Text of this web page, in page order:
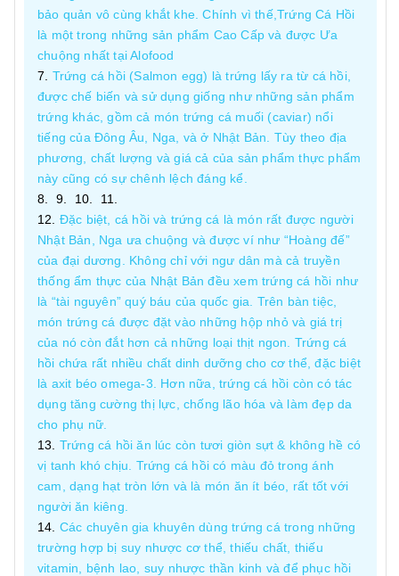
bảo quản vô cùng khắt khe. Chính vì thế,Trứng Cá Hồi
là một trong những sản phẩm Cao Cấp và được Ưa
chuộng nhất tại Alofood
Trứng cá hồi (Salmon egg) là trứng lấy ra từ cá hồi,
được chế biến và sử dụng giống như những sản phẩm
trứng khác, gồm cả món trứng cá muối (caviar) nổi
tiếng của Đông Âu, Nga, và ở Nhật Bản. Tùy theo địa
phương, chất lượng và giá cả của sản phẩm thực phẩm
này cũng có sự chênh lệch đáng kể.
Đặc biệt, cá hồi và trứng cá là món rất được người
Nhật Bản, Nga ưa chuộng và được ví như “Hoàng đế”
của đại dương. Không chỉ với ngư dân mà cả truyền
thống ẩm thực của Nhật Bản đều xem trứng cá hồi như
là “tài nguyên” quý báu của quốc gia. Trên bàn tiệc,
món trứng cá được đặt vào những hộp nhỏ và giá trị
của nó còn đắt hơn cả những loại thịt ngon. Trứng cá
hồi chứa rất nhiều chất dinh dưỡng cho cơ thể, đặc biệt
là axit béo omega-3. Hơn nữa, trứng cá hồi còn có tác
dụng tăng cường thị lực, chống lão hóa và làm đẹp da
cho phụ nữ.
Trứng cá hồi ăn lúc còn tươi giòn sựt & không hề có
vị tanh khó chịu. Trứng cá hồi có màu đỏ trong ánh
cam, dạng hạt tròn lớn và là món ăn ít béo, rất tốt với
người ăn kiêng.
Các chuyên gia khuyên dùng trứng cá trong những
trường hợp bị suy nhược cơ thể, thiếu chất, thiếu
vitamin, bệnh lao, suy nhược thần kinh và để phục hồi